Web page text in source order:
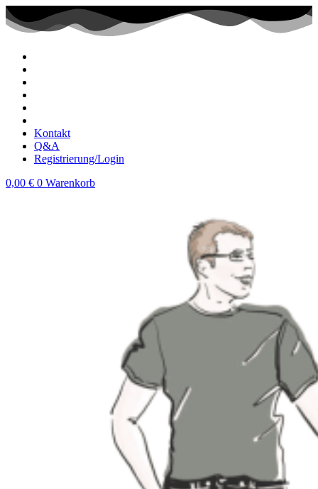
Zum
Inhalt
wechseln
Kontakt
Q&A
Registrierung/Login
0,00 € 0 Warenkorb